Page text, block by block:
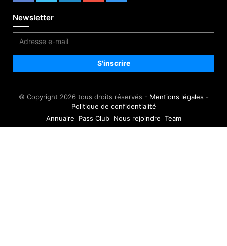
Newsletter
© Copyright 2026 tous droits réservés - Mentions légales -
Politique de confidentialité
Annuaire
Pass Club Nous rejoindre Team